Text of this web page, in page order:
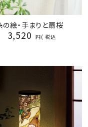
絵・手まりと扇桜
3,520 税込